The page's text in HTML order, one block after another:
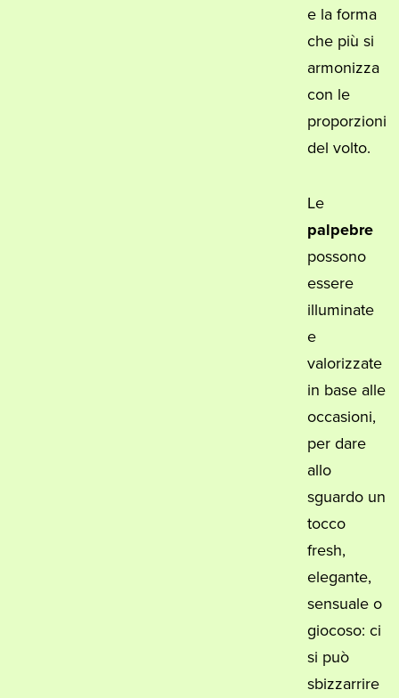
e la forma
che più si
armonizza
con le
proporzioni
del volto.
Le
palpebre
possono
essere
illuminate
e
valorizzate
in base alle
occasioni,
per dare
allo
sguardo un
tocco
fresh,
elegante,
sensuale o
giocoso: ci
si può
sbizzarrire